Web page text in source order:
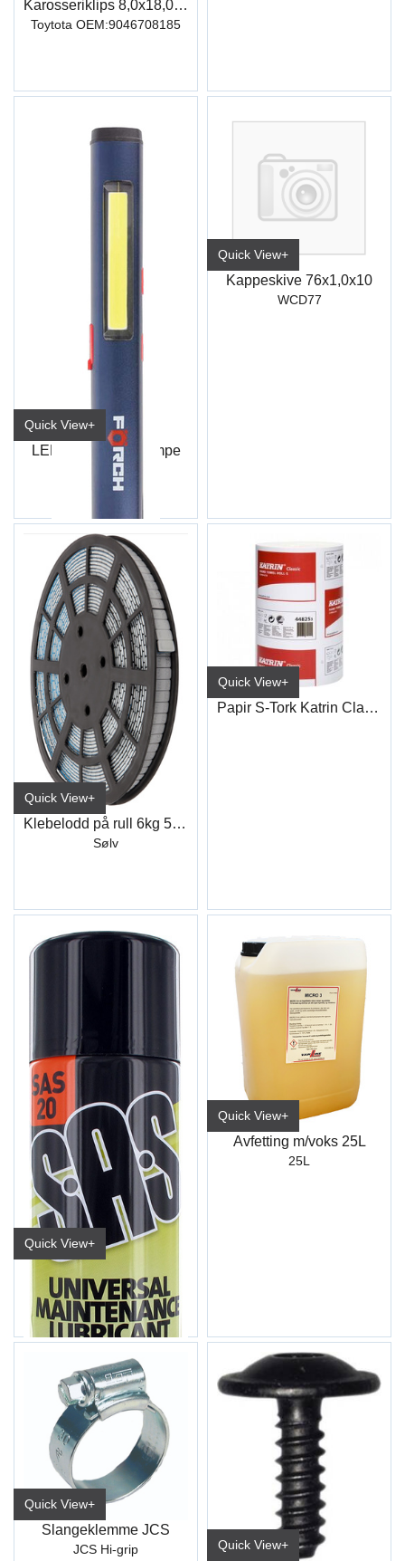
Karosseriklips 8,0x18,0x14,0
Toytota OEM:9046708185
Quick View+
LED inspeksjonslampe
Quick View+
Kappeskive 76x1,0x10
WCD77
Quick View+
Klebelodd på rull 6kg 5+5gr
Sølv
Quick View+
Papir S-Tork Katrin Classic 116M (12stk)
Quick View+
Rustløser S.A.S 500ml
Quick View+
Avfetting m/voks 25L
25L
Quick View+
Slangeklemme JCS
JCS Hi-grip Quick View+